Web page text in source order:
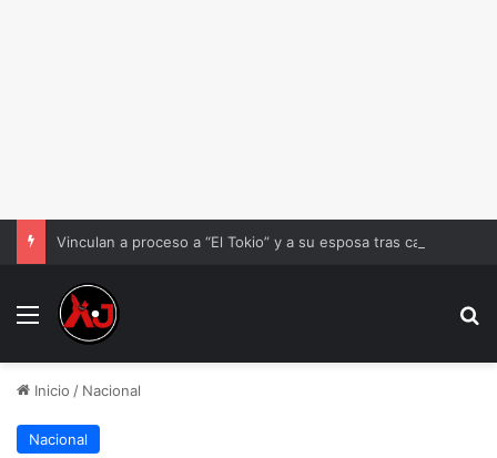
Menu
Inicio / Nacional
Nacional